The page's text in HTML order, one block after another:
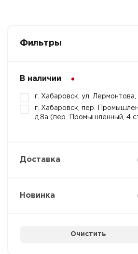
Фильтры
В наличии
г. Хабаровск, ул. Лермонтова,
г. Хабаровск, пер.
д.8а (пер. Промышленный, 4
Доставка
Новинка
Очистить